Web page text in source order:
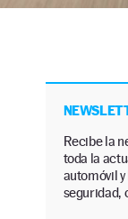
Recibe la
toda la
automóvil
seguridad,